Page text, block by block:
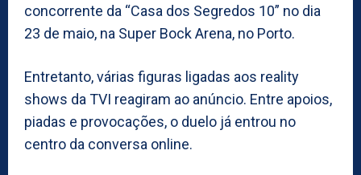
concorrente da “Casa dos Segredos 10” no dia
23 de maio, na Super Bock Arena, no Porto.
Entretanto, várias figuras ligadas aos reality
shows da TVI reagiram ao anúncio. Entre apoios,
piadas e provocações, o duelo já entrou no
centro da conversa online.